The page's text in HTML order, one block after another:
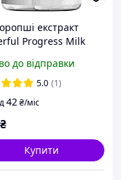
екстракт
Progress Milk
до відправки
5.0 (1)
42₴/міс
₴
Купити